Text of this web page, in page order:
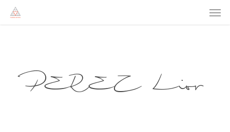
PEREZ Lior